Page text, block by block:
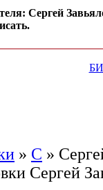
Сергей
» С »